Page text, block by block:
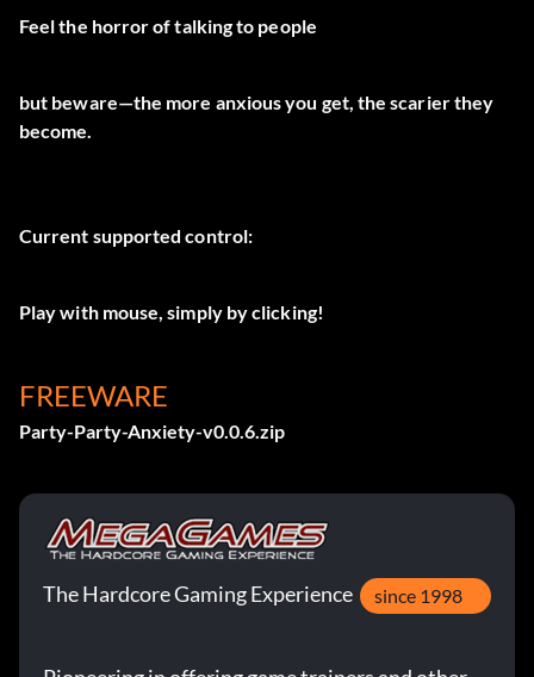
Feel the horror of talking to people
but beware—the more anxious you get, the scarier they
become.
Current supported control:
Play with mouse, simply by clicking!
FREEWARE
Party-Party-Anxiety-v0.0.6.zip
The Hardcore Gaming Experience since 1998